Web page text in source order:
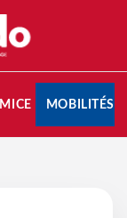
MICE MOBILITÉS